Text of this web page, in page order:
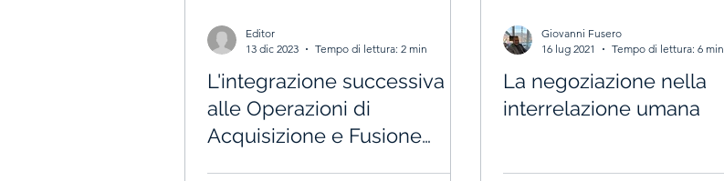
L'integrazione successiva
alle Operazioni di
Acquisizione e Fusione
Editor
13 dic 2023
Tempo di lettura: 2 min
La negoziazione nella
interrelazione umana
Giovanni Fusero
16 lug 2021
Tempo di lettura: 6 min